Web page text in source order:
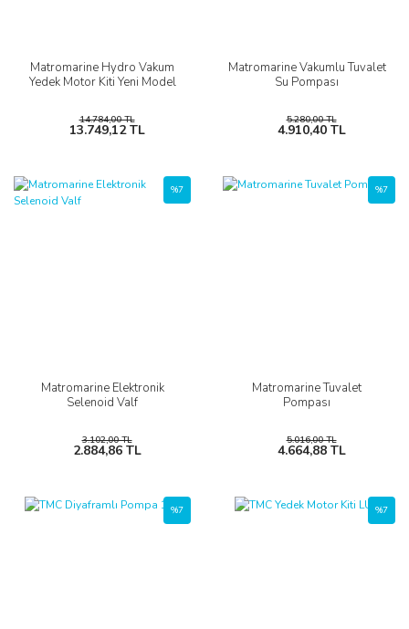
Matromarine Hydro Vakum
Yedek Motor Kiti Yeni Model
14.784,00 TL
13.749,12 TL
Matromarine Vakumlu Tuvalet
Su Pompası
5.280,00 TL
4.910,40 TL
Matromarine Elektronik
Selenoid Valf
%7
3.102,00 TL
2.884,86 TL
Matromarine Tuvalet
Pompası
%7
5.016,00 TL
4.664,88 TL
%7 %7